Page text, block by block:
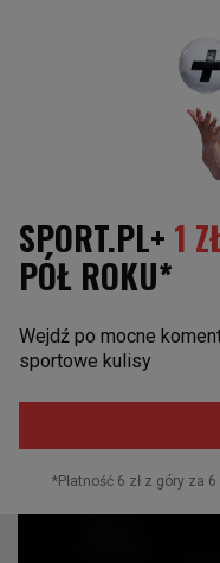
Iga Świątek w Polsce?
turniej marzeń